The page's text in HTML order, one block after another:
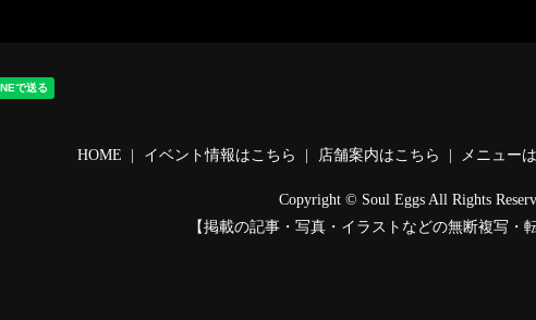
HOME イベント情報はこちら 店舗案内はこちら メニュー
Copyright © Soul Eggs All Rights
【掲載の記事・写真・イラストなどの無断複写・